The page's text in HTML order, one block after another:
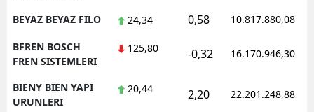
BEYAZ BEYAZ FILO 24,34 0,58 10.817.880,08
BFREN BOSCH
FREN SISTEMLERI
125,80 -0,32 16.170.946,30
BIENY BIEN YAPI
URUNLERI
20,44 2,20 22.201.248,88